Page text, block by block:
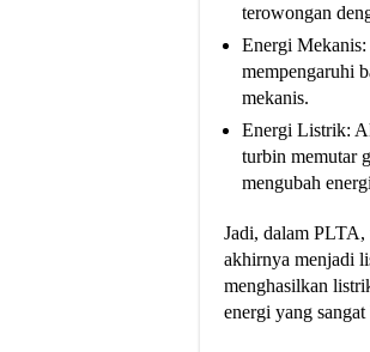
terowongan
Energi
mempengaruhi
mekanis.
Energi Listrik:
turbin memutar
mengubah
Jadi, dalam
akhirnya menjadi
menghasilkan
energi yang